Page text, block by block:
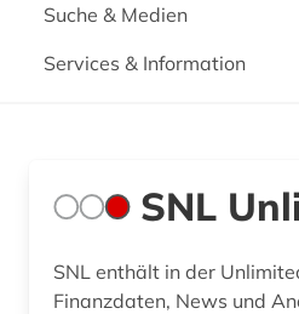
Suche & Medien
Services & Information
SNL
SNL enthält in der
Finanzdaten, News und